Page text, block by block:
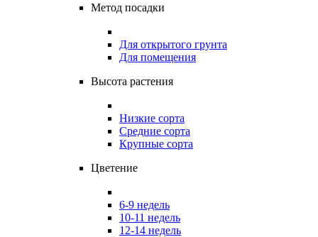
Метод посадки
Для открытого грунта
Для помещения
Высота растения
Низкие сорта
Средние сорта
Крупные сорта
Цветение
6-9 недель
10-11 недель
12-14 недель